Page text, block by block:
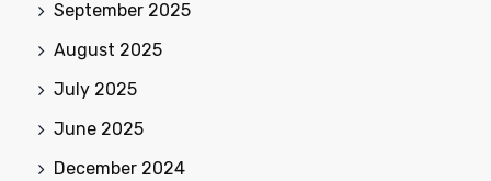
September 2025
August 2025
July 2025
June 2025
December 2024